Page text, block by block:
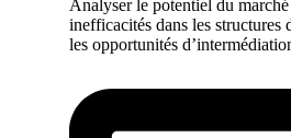
Analyser le potentiel du
inefficacités dans les structures
les opportunités